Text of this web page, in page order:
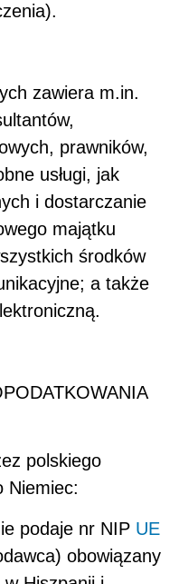
zawiera m.in.
prawników,
usługi, jak
i dostarczanie
majątku
środków
a także
polskiego
Niemiec:
podaje nr NIP UE
obowiązany